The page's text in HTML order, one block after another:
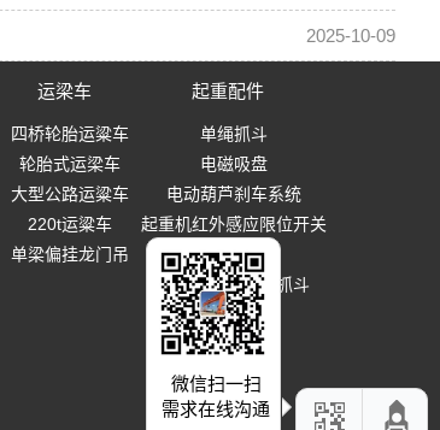
2025-10-09
运梁车
四桥轮胎运粱车
轮胎式运梁车
大型公路运粱车
220t运粱车
单梁偏挂龙门吊
起重配件
单绳抓斗
电磁吸盘
电动葫芦刹车系统
起重机红外感应限位开关
起重吊钩
多瓣式机械设备抓斗
微信扫一扫
需求在线沟通